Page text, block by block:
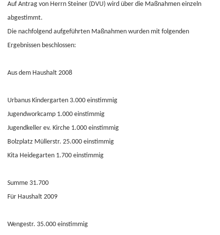
Auf Antrag von Herrn Steiner (DVU) wird über die Maßnahmen einzeln
abgestimmt.
Die nachfolgend aufgeführten Maßnahmen wurden mit folgenden
Ergebnissen beschlossen:
Aus dem Haushalt 2008
Urbanus Kindergarten 3.000 einstimmig
Jugendworkcamp 1.000 einstimmig
Jugendkeller ev. Kirche 1.000 einstimmig
Bolzplatz Müllerstr. 25.000 einstimmig
Kita Heidegarten 1.700 einstimmig
Summe 31.700
Für Haushalt 2009
Wengestr. 35.000 einstimmig